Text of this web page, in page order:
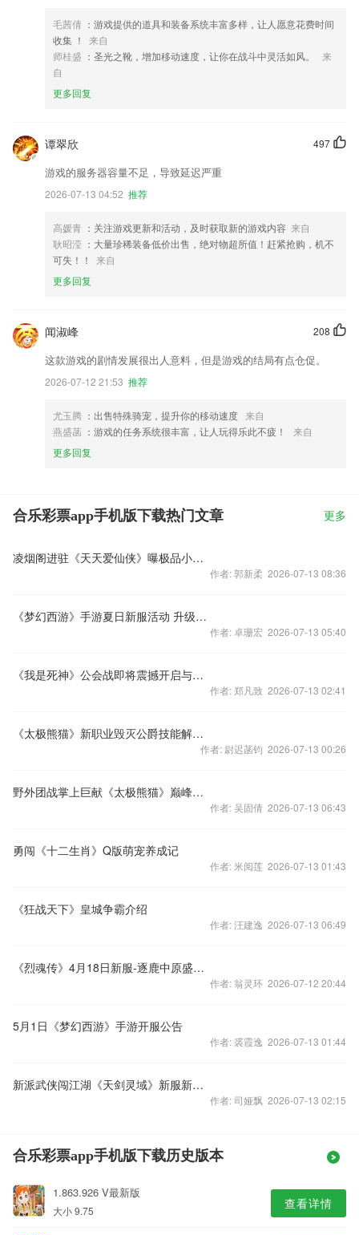
毛茜倩 ：游戏提供的道具和装备系统丰富多样，让人愿意花费时间
收集 ！
来自
师桂盛 ：圣光之靴，增加移动速度，让你在战斗中灵活如风。
来
自
更多回复
497
谭翠欣
游戏的服务器容量不足，导致延迟严重
2026-07-13 04:52 推荐
高媛青 ：关注游戏更新和活动，及时获取新的游戏内容 来自
耿昭滢 ：大量珍稀装备低价出售，绝对物超所值！赶紧抢购，机不
可失！！
来自
更多回复
208
闻淑峰
这款游戏的剧情发展很出人意料，但是游戏的结局有点仓促。
2026-07-12 21:53 推荐
尤玉腾 ：出售特殊骑宠，提升你的移动速度 来自
燕盛菡 ：游戏的任务系统很丰富，让人玩得乐此不疲！
来自
更多回复
合乐彩票app手机版下载热门文章 更多
凌烟阁进驻《天天爱仙侠》曝极品小伙伴
作者: 郭新柔 2026-07-13 08:36
《梦幻西游》手游夏日新服活动 升级送装备套装
作者: 卓珊宏 2026-07-13 05:40
《我是死神》公会战即将震撼开启与兄弟一起来战
作者: 郑凡致 2026-07-13 02:41
《太极熊猫》新职业毁灭公爵技能解析视频
作者: 尉迟菡钧 2026-07-13 00:26
野外团战掌上巨献《太极熊猫》巅峰王座今日公测
作者: 吴固倩 2026-07-13 06:43
勇闯《十二生肖》Q版萌宠养成记
作者: 米阅莲 2026-07-13 01:43
《狂战天下》皇城争霸介绍
作者: 汪建逸 2026-07-13 06:49
《烈魂传》4月18日新服-逐鹿中原盛大开启
作者: 翁灵环 2026-07-12 20:44
5月1日《梦幻西游》手游开服公告
作者: 裘霞逸 2026-07-13 01:44
新派武侠闯江湖《天剑灵域》新服新惊喜
作者: 司娅飘 2026-07-13 02:15
合乐彩票app手机版下载历史版本
1.863.926 V最新版
大小 9.75 查看详情